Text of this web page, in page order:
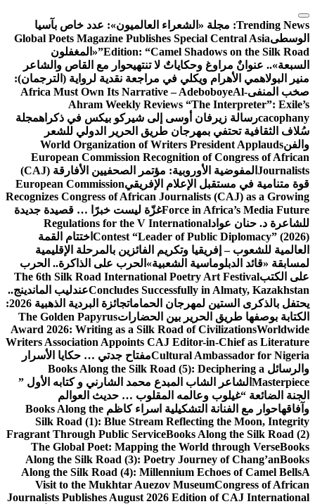
العالميون»: عدد خاص بآسيا
Global Poets Magazine Publishes
Edition: “Camel «المغفلون
لا تنتهيحوار مع القاص والشاعر
في مراجعة نقدية لرواية (الترجمان):
Africa Must Own Its Narrative –
Ahram Weekly Reviews
إلى شيركو بيكس في ذكراه مجلة
طريق الحرير الدولي للشعر
World Organization of
European Commission
المفوضية الأوروبية: مؤتمر الصحفيين الأفارقة (CAJ)
الإفريقيEuropean Commission
Recognizes Congress of African
غزّة ليست خبرًا … قصيدة جديدة
Regulations for the V
Contest “Leader اختتام القمة
الفائزين بالمرحلة الإقليمية
الحرب على الذاكرة.. الحرب
The 6th Silk Road International
Concludesعندليب الماندينج..
الحمامات
جائزة البردية الذهبية 2026:
بين الحضارات The Golden Papyrus
Award 2026: Writing as a Silk Road
Writers Association Appoints CAJ
مفتاح جدتي … حكايا الأسرار
Books Along the Silk Road
محمد الشارني و كتابه الأول ”
المقلوب … حديث العوالم
اسراء كاظمBooks Along the
Silk Road (1): Blue Stream
Fragrant Through Public Service
The Global Poet: Mapping the
Along the Silk Road (3): Poetry
Along the Silk Road (4):
Visit to the Mukhtar Auezov
Journalists Publishes August 2026